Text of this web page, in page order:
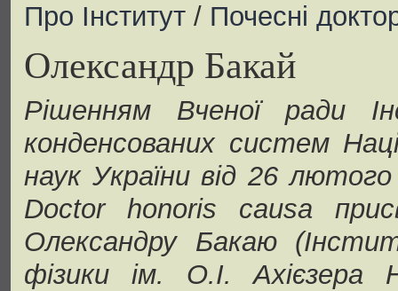
Про Інститут / Почесні
Олександр Бакай
Рішенням Вченої ради
конденсованих систем
наук України від 26
Doctor honoris causa
Олександру Бакаю
фізики ім. О.І. Ахієзера